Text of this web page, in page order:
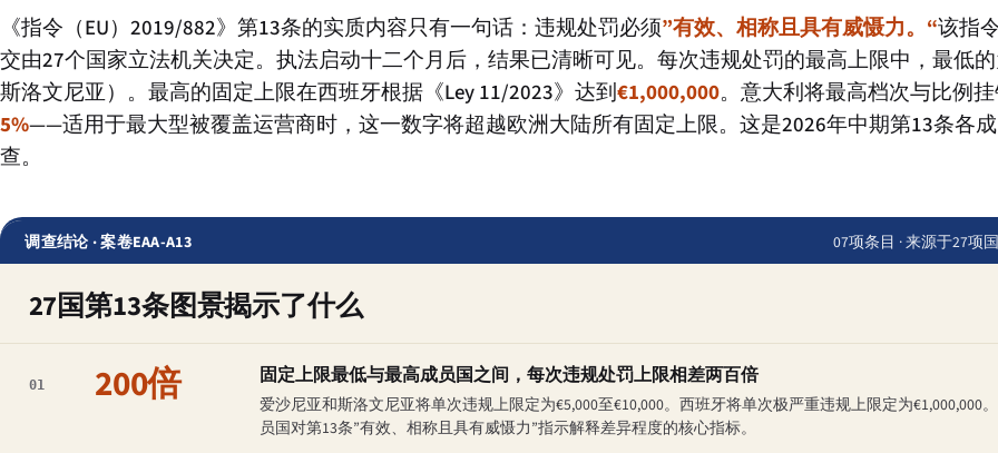
《指令（EU）2019/882》第13条的实质内容只有一句话：违规处罚必须”有效、相称且具有威慑力。“该指
交由27个国家立法机关决定。执法启动十二个月后，结果已清晰可见。每次违规处罚的最高上限中，最低
斯洛文尼亚）。最高的固定上限在西班牙根据《Ley 11/2023》达到€1,000,000。意大利将最高档次与比例
5%——适用于最大型被覆盖运营商时，这一数字将超越欧洲大陆所有固定上限。这是2026年中期第13条各
查。
调查结论 · 案卷EAA-A13 07项条目 · 来源于27项
27国第13条图景揭示了什么
01 200倍 固定上限最低与最高成员国之间，每次违规处罚上限相差两百倍
爱沙尼亚和斯洛文尼亚将单次违规上限定为€5,000至€10,000。西班牙将单次极严重违规上限定为€1,000,000
员国对第13条”有效、相称且具有威慑力”指示解释差异程度的核心指标。